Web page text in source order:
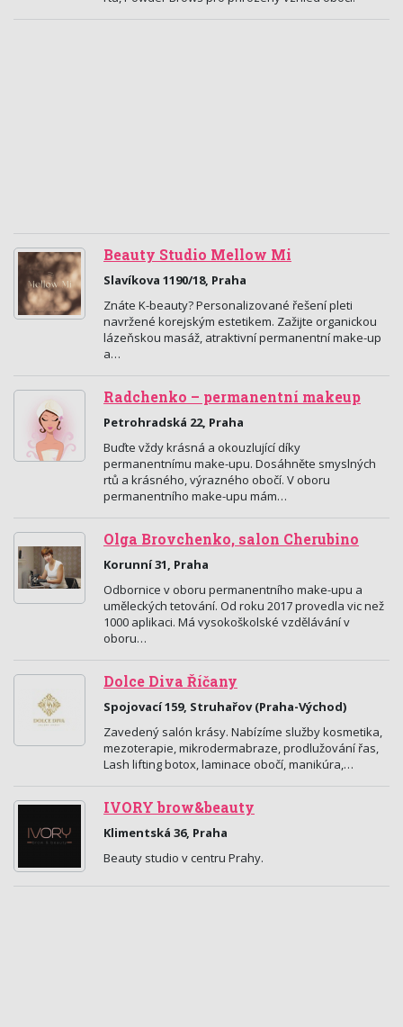
Beauty Studio Mellow Mi
Slavíkova 1190/18, Praha
Znáte K-beauty? Personalizované řešení pleti
navržené korejským estetikem. Zažijte organickou
lázeňskou masáž, atraktivní permanentní make-up
a…
Radchenko – permanentní makeup
Petrohradská 22, Praha
Buďte vždy krásná a okouzlující díky
permanentnímu make-upu. Dosáhněte smyslných
rtů a krásného, výrazného obočí. V oboru
permanentního make-upu mám…
Olga Brovchenko, salon Cherubino
Korunní 31, Praha
Odbornice v oboru permanentního make-upu a
uměleckých tetování. Od roku 2017 provedla vic než
1000 aplikaci. Má vysokoškolské vzdělávání v
oboru…
Dolce Diva Říčany
Spojovací 159, Struhařov (Praha-Východ)
Zavedený salón krásy. Nabízíme služby kosmetika,
mezoterapie, mikrodermabraze, prodlužování řas,
Lash lifting botox, laminace obočí, manikúra,…
IVORY brow&beauty
Klimentská 36, Praha
Beauty studio v centru Prahy.